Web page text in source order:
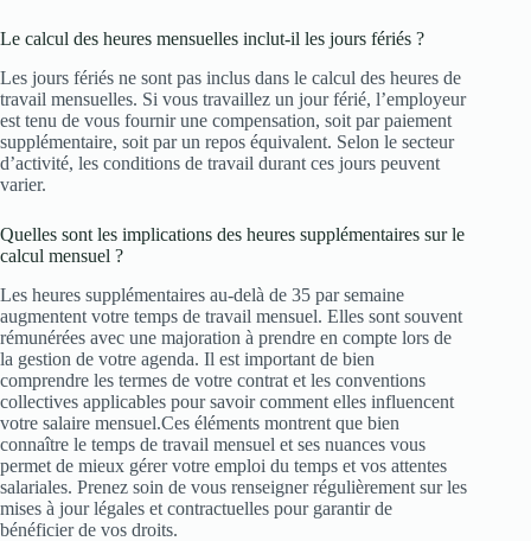
Le calcul des heures mensuelles inclut-il les jours fériés ?
Les jours fériés ne sont pas inclus dans le calcul des heures de
travail mensuelles. Si vous travaillez un jour férié, l’employeur
est tenu de vous fournir une compensation, soit par paiement
supplémentaire, soit par un repos équivalent. Selon le secteur
d’activité, les conditions de travail durant ces jours peuvent
varier.
Quelles sont les implications des heures supplémentaires sur le
calcul mensuel ?
Les heures supplémentaires au-delà de 35 par semaine
augmentent votre temps de travail mensuel. Elles sont souvent
rémunérées avec une majoration à prendre en compte lors de
la gestion de votre agenda. Il est important de bien
comprendre les termes de votre contrat et les conventions
collectives applicables pour savoir comment elles influencent
votre salaire mensuel.Ces éléments montrent que bien
connaître le temps de travail mensuel et ses nuances vous
permet de mieux gérer votre emploi du temps et vos attentes
salariales. Prenez soin de vous renseigner régulièrement sur les
mises à jour légales et contractuelles pour garantir de
bénéficier de vos droits.